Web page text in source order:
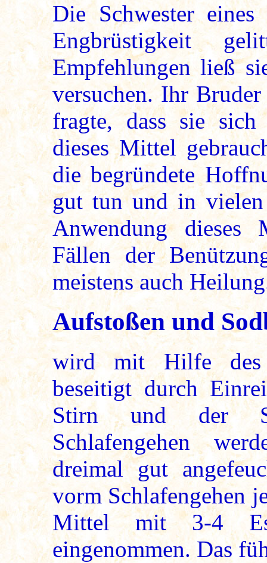
Die Schwester
Engbrüstigkeit
Empfehlungen ließ
versuchen. Ihr
fragte, dass sie
dieses Mittel
die begründete
gut tun und in
Anwendung
Fällen der
meistens auch
Aufstoßen und
wird mit Hilfe des
beseitigt durch
Stirn und der
Schlafengehen
dreimal gut
vorm Schlafengehen
Mittel mit 3-4
eingenommen. Das